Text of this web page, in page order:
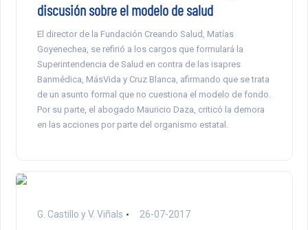
discusión sobre el modelo de salud
El director de la Fundación Creando Salud, Matías
Goyenechea, se refirió a los cargos que formulará la
Superintendencia de Salud en contra de las isapres
Banmédica, MásVida y Cruz Blanca, afirmando que se trata
de un asunto formal que no cuestiona el modelo de fondo.
Por su parte, el abogado Mauricio Daza, criticó la demora
en las acciones por parte del organismo estatal.
G. Castillo y V. Viñals 26-07-2017